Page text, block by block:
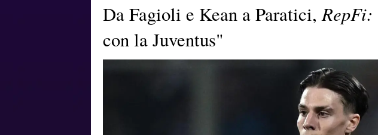
Da Fagioli e Kean a Paratici,RepFi:
con la Juventus"